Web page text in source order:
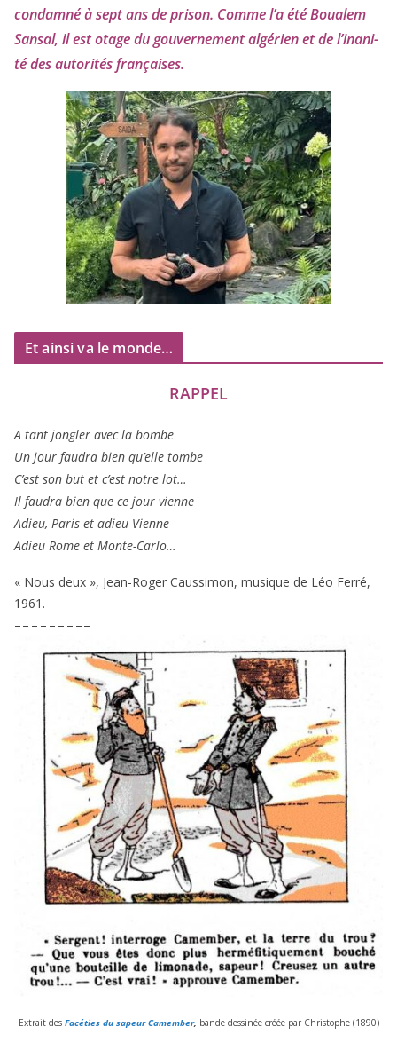
condam­né à sept ans de pri­son. Comme l’a été Boualem
Sansal, il est otage du gou­ver­ne­ment algé­rien et de l’i­na­ni­
té des auto­ri­tés françaises.
Et ainsi va le monde…
RAPPEL
A tant jon­gler avec la bombe
Un jour fau­dra bien qu’elle tombe
C’est son but et c’est notre lot…
Il fau­dra bien que ce jour vienne
Adieu, Paris et adieu Vienne
Adieu Rome et Monte-Carlo…
« Nous deux », Jean-Roger Caussimon, musique de Léo Ferré,
1961 .
– – – – – – – – –
Extrait desFacéties du sapeur Camember, bande des­si­née créée par Christophe (1890)